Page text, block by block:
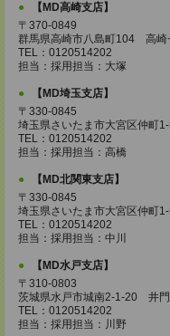
【MD高崎支店】
〒370-0849
群馬県高崎市八島町104 高崎
TEL：0120514202
担当：採用担当：大塚
【MD埼玉支店】
〒330-0845
埼玉県さいたま市大宮区仲
TEL：0120514202
担当：採用担当：高橋
【MD北関東支店】
〒330-0845
埼玉県さいたま市大宮区仲
TEL：0120514202
担当：採用担当：中川
【MD水戸支店】
〒310-0803
茨城県水戸市城南2-1-20 井
TEL：0120514202
担当：採用担当：川野